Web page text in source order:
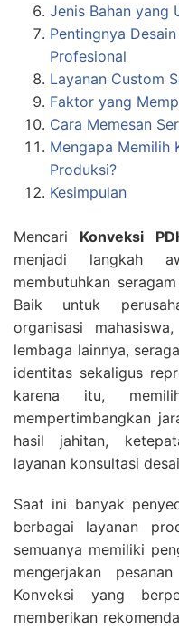
Jenis Bahan yang
Pentingnya
Profesional
Layanan Custom
Faktor yang
Cara Memesan
Mengapa Memilih
Produksi?
Kesimpulan
Mencari Konveksi
menjadi langkah
membutuhkan
Baik untuk
organisasi
lembaga lainnya,
identitas sekaligus
karena itu,
mempertimbangkan
hasil jahitan,
layanan konsultasi
Saat ini banyak
berbagai layanan
semuanya memiliki
mengerjakan
Konveksi yang
memberikan